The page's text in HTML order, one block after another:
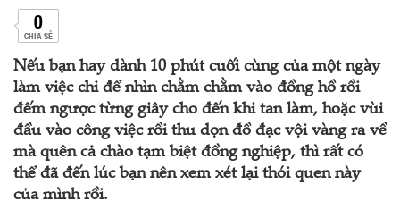
0
CHIA SẺ
Nếu bạn hay dành 10 phút cuối cùng của một ngày
làm việc chỉ để nhìn chằm chằm vào đồng hồ rồi
đếm ngược từng giây cho đến khi tan làm, hoặc vùi
đầu vào công việc rồi thu dọn đồ đạc vội vàng ra về
mà quên cả chào tạm biệt đồng nghiệp, thì rất có
thể đã đến lúc bạn nên xem xét lại thói quen này
của mình rồi.